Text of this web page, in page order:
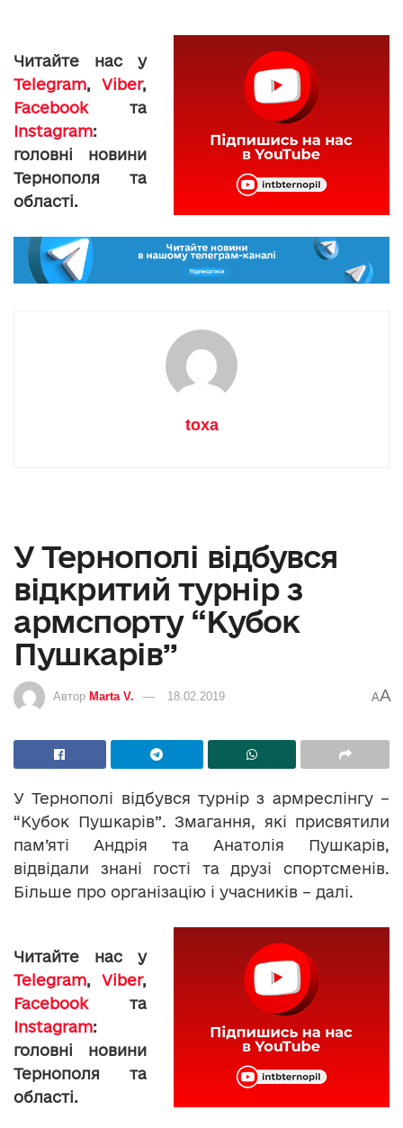
Читайте нас у
Telegram, Viber,
Facebookта
Instagram:
головні новини
Тернополя та
області.
toxa
У Тернополі відбувся
відкритий турнір з
армспорту “Кубок
Пушкарів”
Автор Marta V. 18.02.2019 AA
У Тернополі відбувся турнір з армреслінгу –
“Кубок Пушкарів”. Змагання, які присвятили
пам’яті Андрія та Анатолія Пушкарів,
відвідали знані гості та друзі спортсменів.
Більше про організацію і учасників – далі.
Читайте нас у
Telegram, Viber,
Facebookта
Instagram:
головні новини
Тернополя та
області.